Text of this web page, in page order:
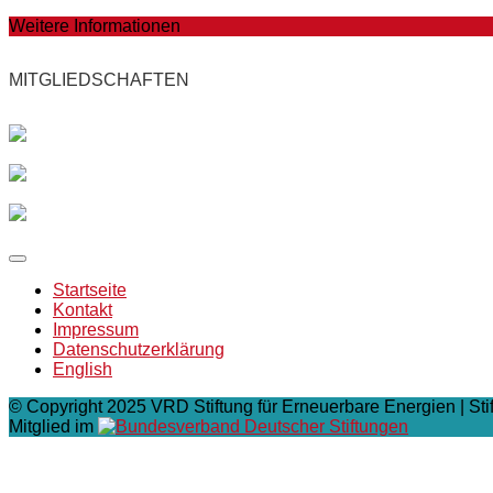
Weitere Informationen
MITGLIEDSCHAFTEN
Startseite
Kontakt
Impressum
Datenschutzerklärung
English
© Copyright 2025 VRD Stiftung für Erneuerbare Energien |
Mitglied im